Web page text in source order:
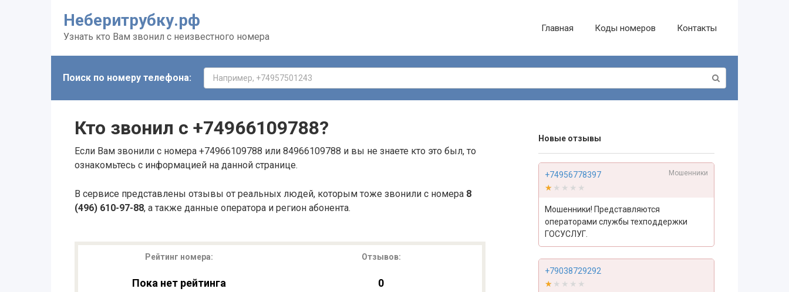
Неберитрубку.рф
Узнать кто Вам звонил с неизвестного номера
Главная Коды номеров Контакты
Поиск по номеру телефона:
Кто звонил с +74966109788?
Если Вам звонили с номера +74966109788 или 84966109788 и вы не знаете кто это был, то
ознакомьтесь с информацией на данной странице.
В сервисе представлены отзывы от реальных людей, которым тоже звонили с номера 8
(496) 610-97-88, а также данные оператора и регион абонента.
Рейтинг номера:
Пока нет рейтинга
Отзывов:
0
Новые отзывы
+74956778397 Мошенники
★★★★★
★★★★★
Мошенники! Представляются
операторами службы техподдержки
ГОСУСЛУГ.
+79038729292
★★★★★
★★★★★